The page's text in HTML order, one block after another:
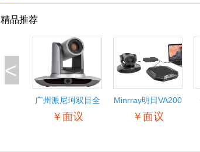
精品推荐
<
广州派尼珂双目全
像机
￥面议
Minrray明日VA200
程视频会议协同办
公开会指挥
￥面议